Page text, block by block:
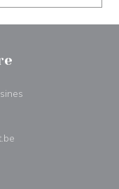
((新しいウィンドウで